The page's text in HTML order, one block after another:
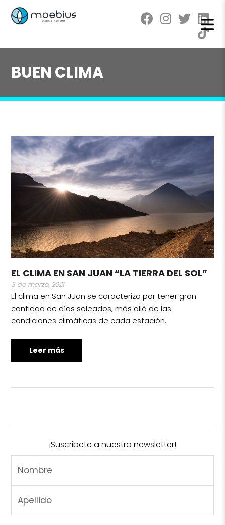
BUEN CLIMA
EL CLIMA EN SAN JUAN “LA TIERRA DEL SOL”
3 de marzo, 2021
El clima en San Juan se caracteriza por tener gran
cantidad de días soleados, más allá de las
condiciones climáticas de cada estación.
Leer más
¡Suscribete a nuestro newsletter!